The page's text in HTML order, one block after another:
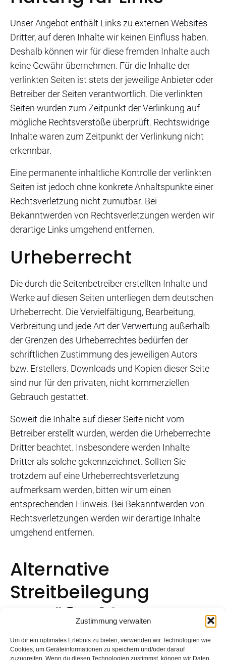
Zustimmung verwalten
Um dir ein optimales Erlebnis zu bieten, verwenden wir Technologien wie
Cookies, um Geräteinformationen zu speichern und/oder darauf
zuzugreifen. Wenn du diesen Technologien zustimmst, können wir Daten
Unser Angebot enthält Links zu externen Websites
Dritter, auf deren Inhalte wir keinen Einfluss haben.
Deshalb können wir für diese fremden Inhalte auch
keine Gewähr übernehmen. Für die Inhalte der
verlinkten Seiten ist stets der jeweilige Anbieter oder
Betreiber der Seiten verantwortlich. Die verlinkten
Seiten wurden zum Zeitpunkt der Verlinkung auf
mögliche Rechtsverstöße überprüft. Rechtswidrige
Inhalte waren zum Zeitpunkt der Verlinkung nicht
erkennbar.
Eine permanente inhaltliche Kontrolle der verlinkten
Seiten ist jedoch ohne konkrete Anhaltspunkte einer
Rechtsverletzung nicht zumutbar. Bei
Bekanntwerden von Rechtsverletzungen werden wir
derartige Links umgehend entfernen.
Urheberrecht
Die durch die Seitenbetreiber erstellten Inhalte und
Werke auf diesen Seiten unterliegen dem deutschen
Urheberrecht. Die Vervielfältigung, Bearbeitung,
Verbreitung und jede Art der Verwertung außerhalb
der Grenzen des Urheberrechtes bedürfen der
schriftlichen Zustimmung des jeweiligen Autors
bzw. Erstellers. Downloads und Kopien dieser Seite
sind nur für den privaten, nicht kommerziellen
Gebrauch gestattet.
Soweit die Inhalte auf dieser Seite nicht vom
Betreiber erstellt wurden, werden die Urheberrechte
Dritter beachtet. Insbesondere werden Inhalte
Dritter als solche gekennzeichnet. Sollten Sie
trotzdem auf eine Urheberrechtsverletzung
aufmerksam werden, bitten wir um einen
entsprechenden Hinweis. Bei Bekanntwerden von
Rechtsverletzungen werden wir derartige Inhalte
umgehend entfernen.
Alternative
Streitbeilegung
gemäß § 36 VSBG:
Zur Teilnahme an einem Streitbeilegungsverfahren